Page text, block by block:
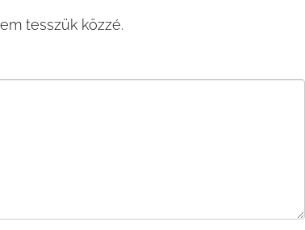
tesszük közzé.